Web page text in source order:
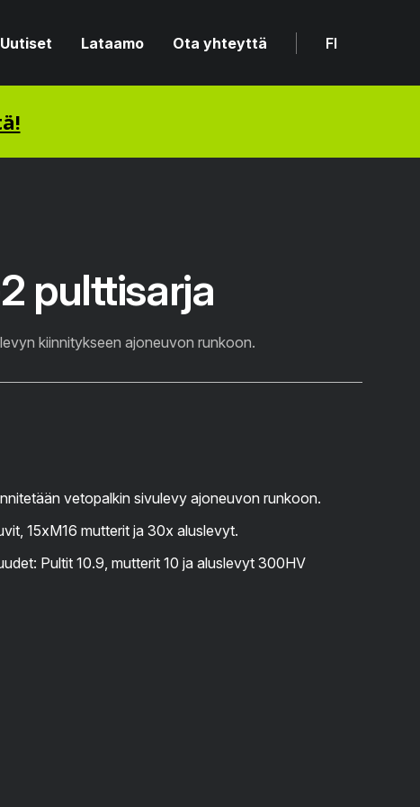
Uutiset Lataamo Ota yhteyttä FI
pulttisarja
kiinnitykseen ajoneuvon runkoon.
vetopalkin sivulevy ajoneuvon runkoon.
15xM16 mutterit ja 30x aluslevyt.
Pultit 10.9, mutterit 10 ja aluslevyt 300HV